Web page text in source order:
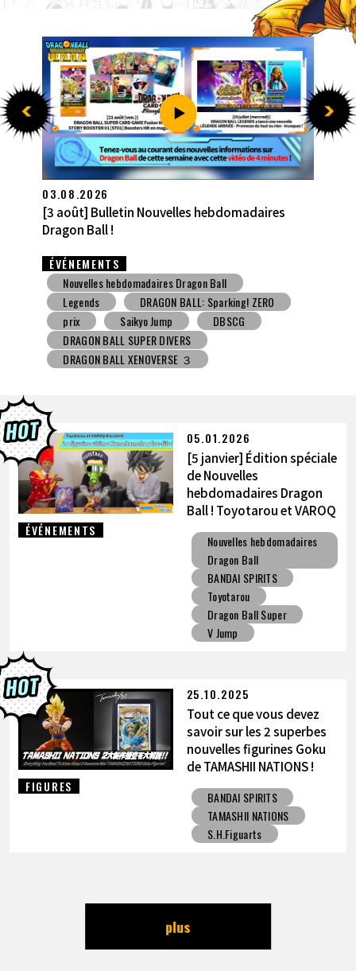
27.07.2026
[27 juillet] Bulletin Nouvelles hebdomadaires
Dragon Ball !
ÉVÉNEMENTS
Nouvelles hebdomadaires Dragon Ball
Jouet avec une friandise V Jump
DBSCG DRAGON BALL SUPER DIVERS
DRAGON BALL XENOVERSE ３
DRAGON BALL GEKISHIN SQUADRA
DRAGON BALL: Sparking! ZERO Gashapon
BANDAI
ÉVÉNEMENTS
05.01.2026
[5 janvier] Édition spéciale
de Nouvelles
hebdomadaires Dragon
Ball ! Toyotarou et VAROQ
ultime Kamehameha père-
fils !
Nouvelles hebdomadaires
Dragon Ball
BANDAI SPIRITS
Toyotarou
Dragon Ball Super
V Jump
FIGURES
25.10.2025
Tout ce que vous devez
savoir sur les 2 superbes
nouvelles figurines Goku
de TAMASHII NATIONS !
BANDAI SPIRITS
TAMASHII NATIONS
S.H.Figuarts
plus